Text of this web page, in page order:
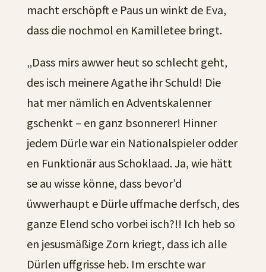
macht erschöpft e Paus un winkt de Eva,
dass die nochmol en Kamilletee bringt.
„Dass mirs awwer heut so schlecht geht,
des isch meinere Agathe ihr Schuld! Die
hat mer nämlich en Adventskalenner
gschenkt – en ganz bsonnerer! Hinner
jedem Dürle war ein Nationalspieler odder
en Funktionär aus Schoklaad. Ja, wie hätt
se au wisse könne, dass bevor’d
üwwerhaupt e Dürle uffmache derfsch, des
ganze Elend scho vorbei isch?!! Ich heb so
en jesusmäßige Zorn kriegt, dass ich alle
Dürlen uffgrisse heb. Im erschte war